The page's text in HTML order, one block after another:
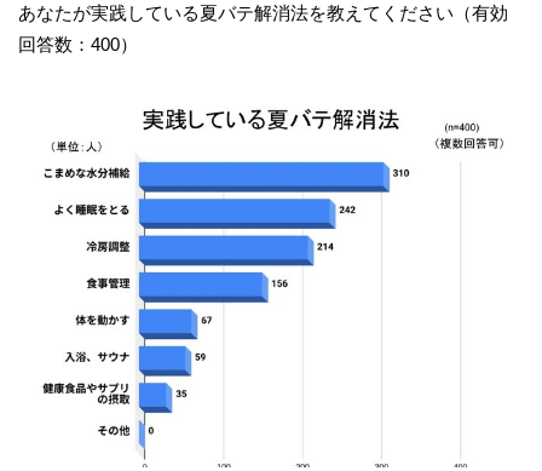
あなたが実践している夏バテ解消法を教えてください（有効
回答数：400）